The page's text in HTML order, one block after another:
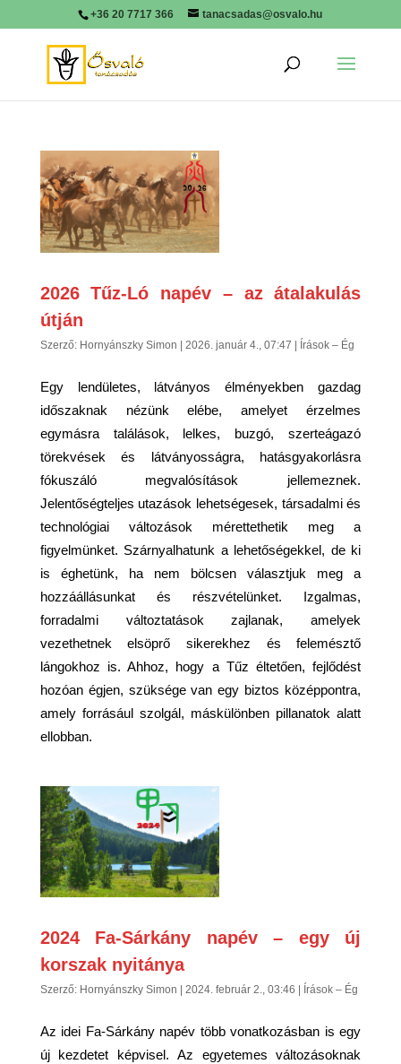
+36 20 7717 366 tanacsadas@osvalo.hu
2026 Tűz-Ló napév – az átalakulás
útján
Szerző: Hornyánszky Simon | 2026. január 4., 07:47 | Írások – Ég
Egy lendületes, látványos élményekben gazdag
időszaknak nézünk elébe, amelyet érzelmes
egymásra találások, lelkes, buzgó, szerteágazó
törekvések és látványosságra, hatásgyakorlásra
fókuszáló megvalósítások jellemeznek.
Jelentőségteljes utazások lehetségesek, társadalmi és
technológiai változások mérettethetik meg a
figyelmünket. Szárnyalhatunk a lehetőségekkel, de ki
is éghetünk, ha nem bölcsen választjuk meg a
hozzáállásunkat és részvételünket. Izgalmas,
forradalmi változtatások zajlanak, amelyek
vezethetnek elsöprő sikerekhez és felemésztő
lángokhoz is. Ahhoz, hogy a Tűz éltetően, fejlődést
hozóan égjen, szüksége van egy biztos középpontra,
amely forrásául szolgál, máskülönben pillanatok alatt
ellobban.
2024 Fa-Sárkány napév – egy új
korszak nyitánya
Szerző: Hornyánszky Simon 2024. február 2., 03:46 Írások – Ég
Az idei Fa-Sárkány napév több vonatkozásban is egy
új kezdetet képvisel. Az egyetemes változásoknak